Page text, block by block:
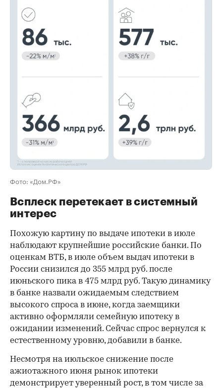
Фото: «Дом.РФ»
Всплеск перетекает в системный
интерес
Похожую картину по выдаче ипотеки в июле
наблюдают крупнейшие российские банки. По
оценкам ВТБ, в июле объем выдач ипотеки в
России снизился до 355 млрд руб. после
июньского пика в 475 млрд руб. Такую динамику
в банке назвали ожидаемым следствием
высокого спроса в июне, когда заемщики
активно оформляли семейную ипотеку в
ожидании изменений. Сейчас спрос вернулся к
естественному уровню, добавили в банке.
Несмотря на июльское снижение после
ажиотажного июня рынок ипотеки
демонстрирует уверенный рост, в том числе за